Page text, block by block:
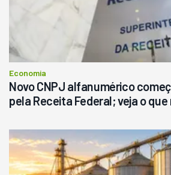
Economia
Novo CNPJ alfanumérico
pela Receita Federal; veja o que